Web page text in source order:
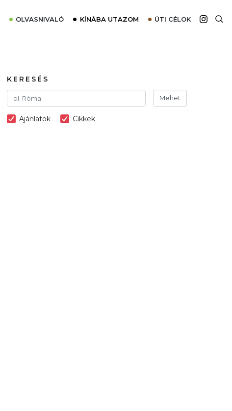
OLVASNIVALÓ
Interjú
Élménybeszámolók
KÍNÁBA UTAZOM ÚTI CÉLOK
Ausztrália
KERESÉS
Mehet
Ajánlatok Cikkek